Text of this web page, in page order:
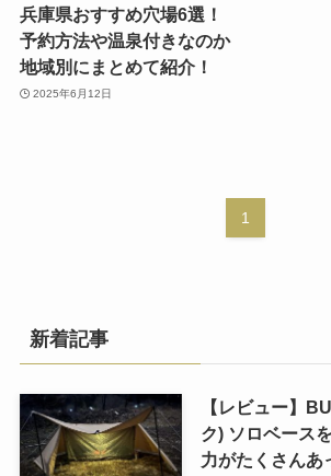
兵庫県おすすめ穴場6選！
予約方法や温泉付きなのか
地域別にまとめて紹介！
2025年6月12日
1
新着記事
【レビュー】
ク) ソロベース
力がたくさんあ